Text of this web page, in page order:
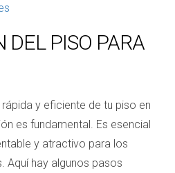
DEL PISO PARA
y eficiente de tu piso en
es fundamental. Es esencial
y atractivo para los
Aquí hay algunos pasos